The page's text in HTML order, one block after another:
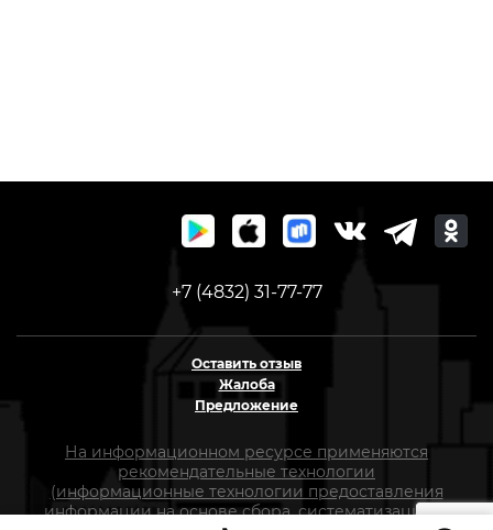
+7 (4832) 31-77-77
Оставить отзыв
Жалоба
Предложение
На информационном ресурсе применяются
рекомендательные технологии
(информационные технологии предоставления
информации на основе сбора, систематизации и